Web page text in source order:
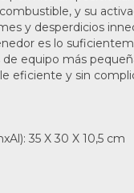
y su
y desperdicios
es lo
equipo más
eficiente y sin
35 X 30 X 10,5 cm